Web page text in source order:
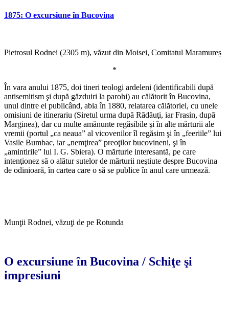
1875: O excursiune în Bucovina
Pietrosul Rodnei (2305 m), văzut din Moisei, Comitatul Maramureș
*
În vara anului 1875, doi tineri teologi ardeleni (identificabili după
antisemitism şi după găzduiri la parohi) au călătorit în Bucovina,
unul dintre ei publicând, abia în 1880, relatarea călătoriei, cu unele
omisiuni de itinerariu (Siretul urma după Rădăuţi, iar Frasin, după
Marginea), dar cu multe amănunte regăsibile şi în alte mărturii ale
vremii (portul „ca neaua” al vicovenilor îl regăsim şi în „feeriile” lui
Vasile Bumbac, iar „nemţirea” preoţilor bucovineni, şi în
„amintirile” lui I. G. Sbiera). O mărturie interesantă, pe care
intenţionez să o alătur sutelor de mărturii neştiute despre Bucovina
de odinioară, în cartea care o să se publice în anul care urmează.
Munţii Rodnei, văzuţi de pe Rotunda
O excursiune în Bucovina / Schiţe şi
impresiuni